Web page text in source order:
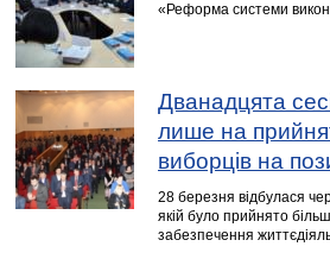
«Реформа системи
Дванадцята
лише на
виборців на
28 березня відбулася
якій було прийнято
забезпечення